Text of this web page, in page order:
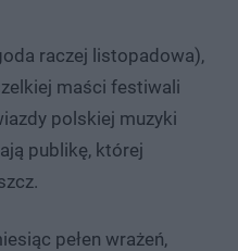
raczej listopadowa),
maści festiwali
polskiej muzyki
publikę, której
pełen wrażeń,